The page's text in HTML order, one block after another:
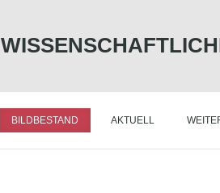
BILDBESTAND AKTUELL